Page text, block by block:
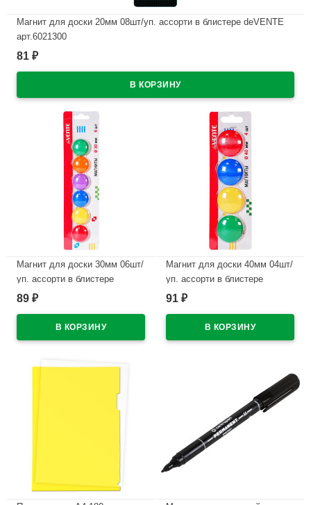
Магнит для доски 20мм 08шт/уп. ассорти в блистере deVENTE
арт.6021300
В наличии
81 ₽
Магнит для доски 30мм 06шт/
уп. ассорти в блистере
deVENTE арт.6021301
89 ₽
Магнит для доски 40мм 04шт/
уп. ассорти в блистере
deVENTE арт.6021303
91 ₽